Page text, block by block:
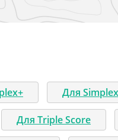
Для
Для Triple Score